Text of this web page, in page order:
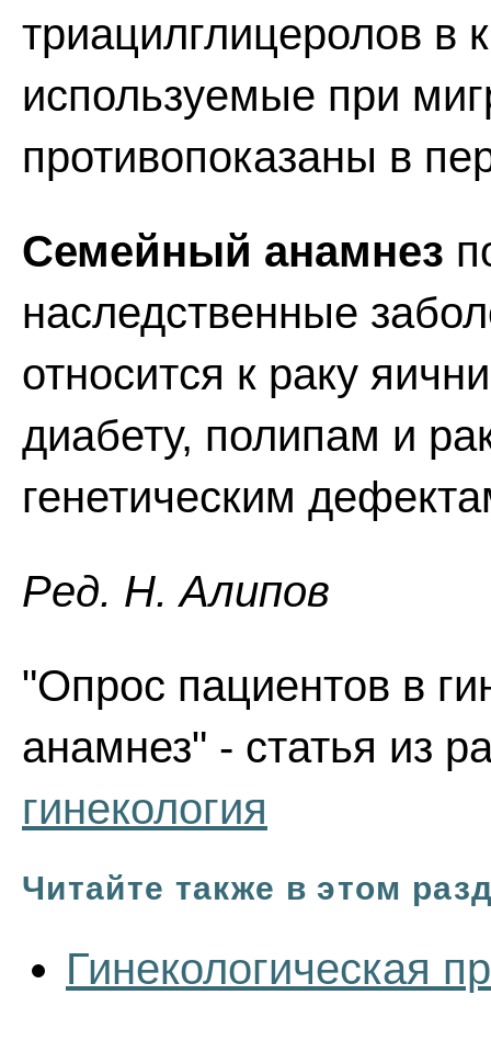
триацилглицеролов в
используемые при
противопоказаны в
Семейный анамнез
наследственные
относится к раку
диабету, полипам и
генетическим
Ред. Н. Алипов
"Опрос пациентов в
анамнез" - статья из
гинекология
Читайте также в этом
Гинекологическая